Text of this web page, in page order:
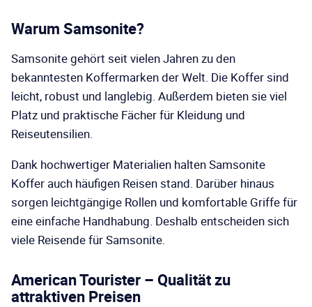
Warum Samsonite?
Samsonite gehört seit vielen Jahren zu den
bekanntesten Koffermarken der Welt. Die Koffer sind
leicht, robust und langlebig. Außerdem bieten sie viel
Platz und praktische Fächer für Kleidung und
Reiseutensilien.
Dank hochwertiger Materialien halten Samsonite
Koffer auch häufigen Reisen stand. Darüber hinaus
sorgen leichtgängige Rollen und komfortable Griffe für
eine einfache Handhabung. Deshalb entscheiden sich
viele Reisende für Samsonite.
American Tourister – Qualität zu
attraktiven Preisen